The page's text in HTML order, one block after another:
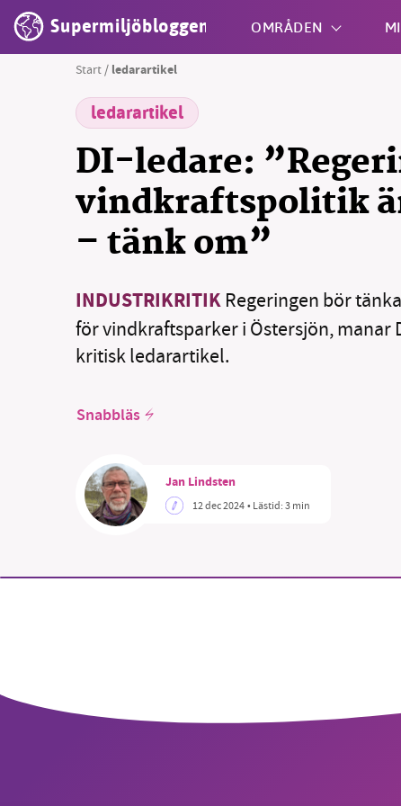
Supermiljöbloggen OMRÅDEN
Start / ledarartikel
ledarartikel
DI-ledare:
vindkraftspolitik
– tänk om”
INDUSTRIKRITIK Regeringen bör
för vindkraftsparker i Östersjön, manar
kritisk ledarartikel.
Snabbläs
Jan Lindsten
12 dec 2024• Lästid:3 min